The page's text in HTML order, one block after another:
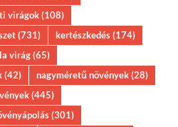
virágok(108)
(731) kertészkedés(174)
virág(65)
(42) nagyméretű növények(28)
(445)
(301)